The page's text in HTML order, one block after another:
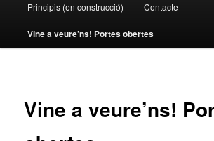
Principis (en construcció) Contacte
Vine a veure’ns! Portes obertes
Vine a veure’ns!